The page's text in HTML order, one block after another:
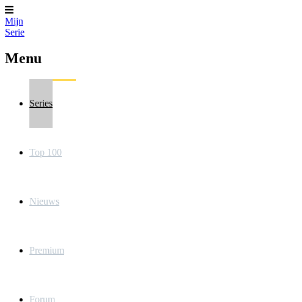
Mijn
Serie
Menu
Series
Top 100
Nieuws
Premium
Forum